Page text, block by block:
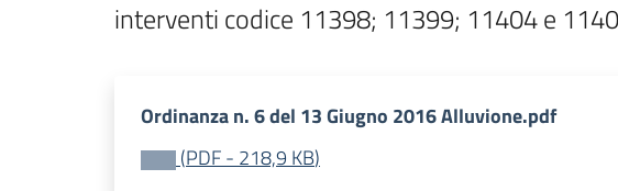
Ordinanza n. 6 del 13 Giugno 2016 Alluvione.pdf
(PDF- 218,9 KB)